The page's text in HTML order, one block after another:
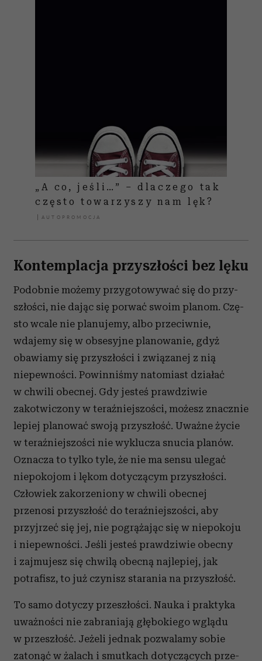
„A co, jeśli…” – dlaczego tak
często towarzyszy nam lęk?
Kontemplacja przyszłości bez lęku
Podobnie możemy przygotowywać się do przy­
szłości, nie dając się porwać swoim planom. Czę­
sto wcale nie planujemy, albo przeciwnie,
wdajemy się w obsesyjne planowanie, gdyż
obawiamy się przyszłości i związanej z nią
niepewności. Powin­niśmy natomiast działać
w chwili obecnej. Gdy je­steś prawdziwie
zakotwiczony w teraźniejszości, możesz znacznie
lepiej planować swoją przyszłość. Uważne życie
w teraźniejszości nie wyklucza snu­cia planów.
Oznacza to tylko tyle, że nie ma sensu ulegać
niepokojom i lękom dotyczącym przyszłości.
Człowiek zakorzeniony w chwili obecnej
przenosi przyszłość do teraźniejszości, aby
przyjrzeć się jej, nie pogrążając się w niepokoju
i niepewności. Je­śli jesteś prawdziwie obecny
i zajmujesz się chwilą obecną najlepiej, jak
potrafisz, to już czynisz sta­rania na przyszłość.
To samo dotyczy przeszłości. Nauka i prak­tyka
uważności nie zabraniają głębokiego wglą­du
w przeszłość. Jeżeli jednak pozwalamy sobie
zatonąć w żalach i smutkach dotyczących prze­